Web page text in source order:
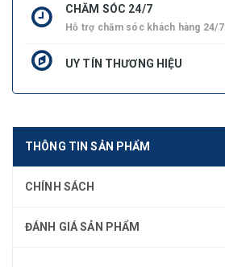
CHĂM SÓC 24/7
Hỗ trợ chăm sóc khách hàng 24/7
UY TÍN THƯƠNG HIỆU
THÔNG TIN SẢN PHẨM
CHÍNH SÁCH
ĐÁNH GIÁ SẢN PHẨM